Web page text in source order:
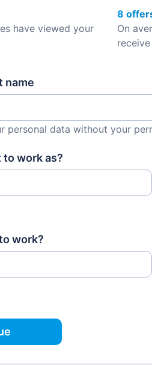
have viewed your
8
On
name
personal data without your
to work as?
work?